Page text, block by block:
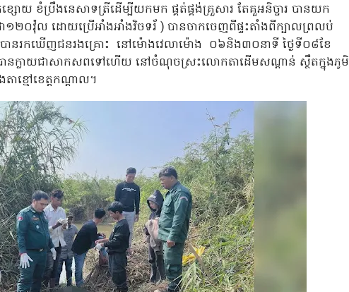
សោយ ខំប្រឹងនេសាទត្រីដើម្បីយកមក ផ្គត់ផ្គង់គ្រួសារ តែគួអនិច្ចារ បានយក
០វ៉ុល ដោយប្រើអាំងអាំងវិចទរ័ ) បានចាកចេញពីផ្ទះតាំងពីក្បាលព្រលប់
ានរកឃើញជនរងគ្រោះ នៅម៉ោងវេលាម៉ោង ០៦និង៣០នាទី ថ្ងៃទី០៨ខែ
ានក្លាយជាសាកសពទៅហើយ នៅចំណុចស្រះលោកតាដើមសណ្តាន់ ស្ថឹតក្នុងភូមិ
ខ្មៅខេត្តកណ្តាល។